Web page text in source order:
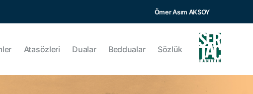
Ömer Asım AKSOY
Atasözleri Dualar Beddualar Sözlük